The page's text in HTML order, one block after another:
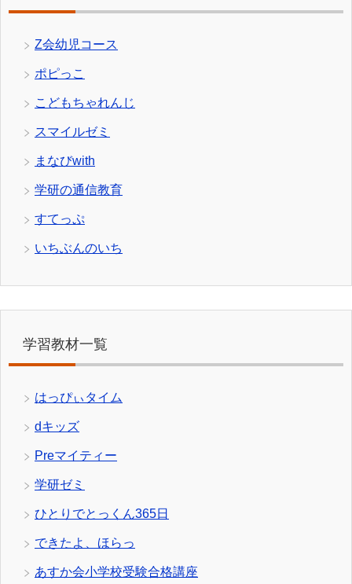
Z会幼児コース
ポピっこ
こどもちゃれんじ
スマイルゼミ
まなびwith
学研の通信教育
すてっぷ
いちぶんのいち
学習教材一覧
はっぴぃタイム
dキッズ
Preマイティー
学研ゼミ
ひとりでとっくん365日
できたよ、ほらっ
あすか会小学校受験合格講座